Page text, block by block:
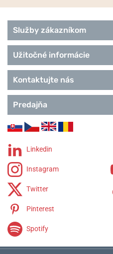
Služby zákazníkom
Užitočné informácie
Kontaktujte nás
Predajňa
Linkedin
Instagram
Twitter
Pinterest
Spotify